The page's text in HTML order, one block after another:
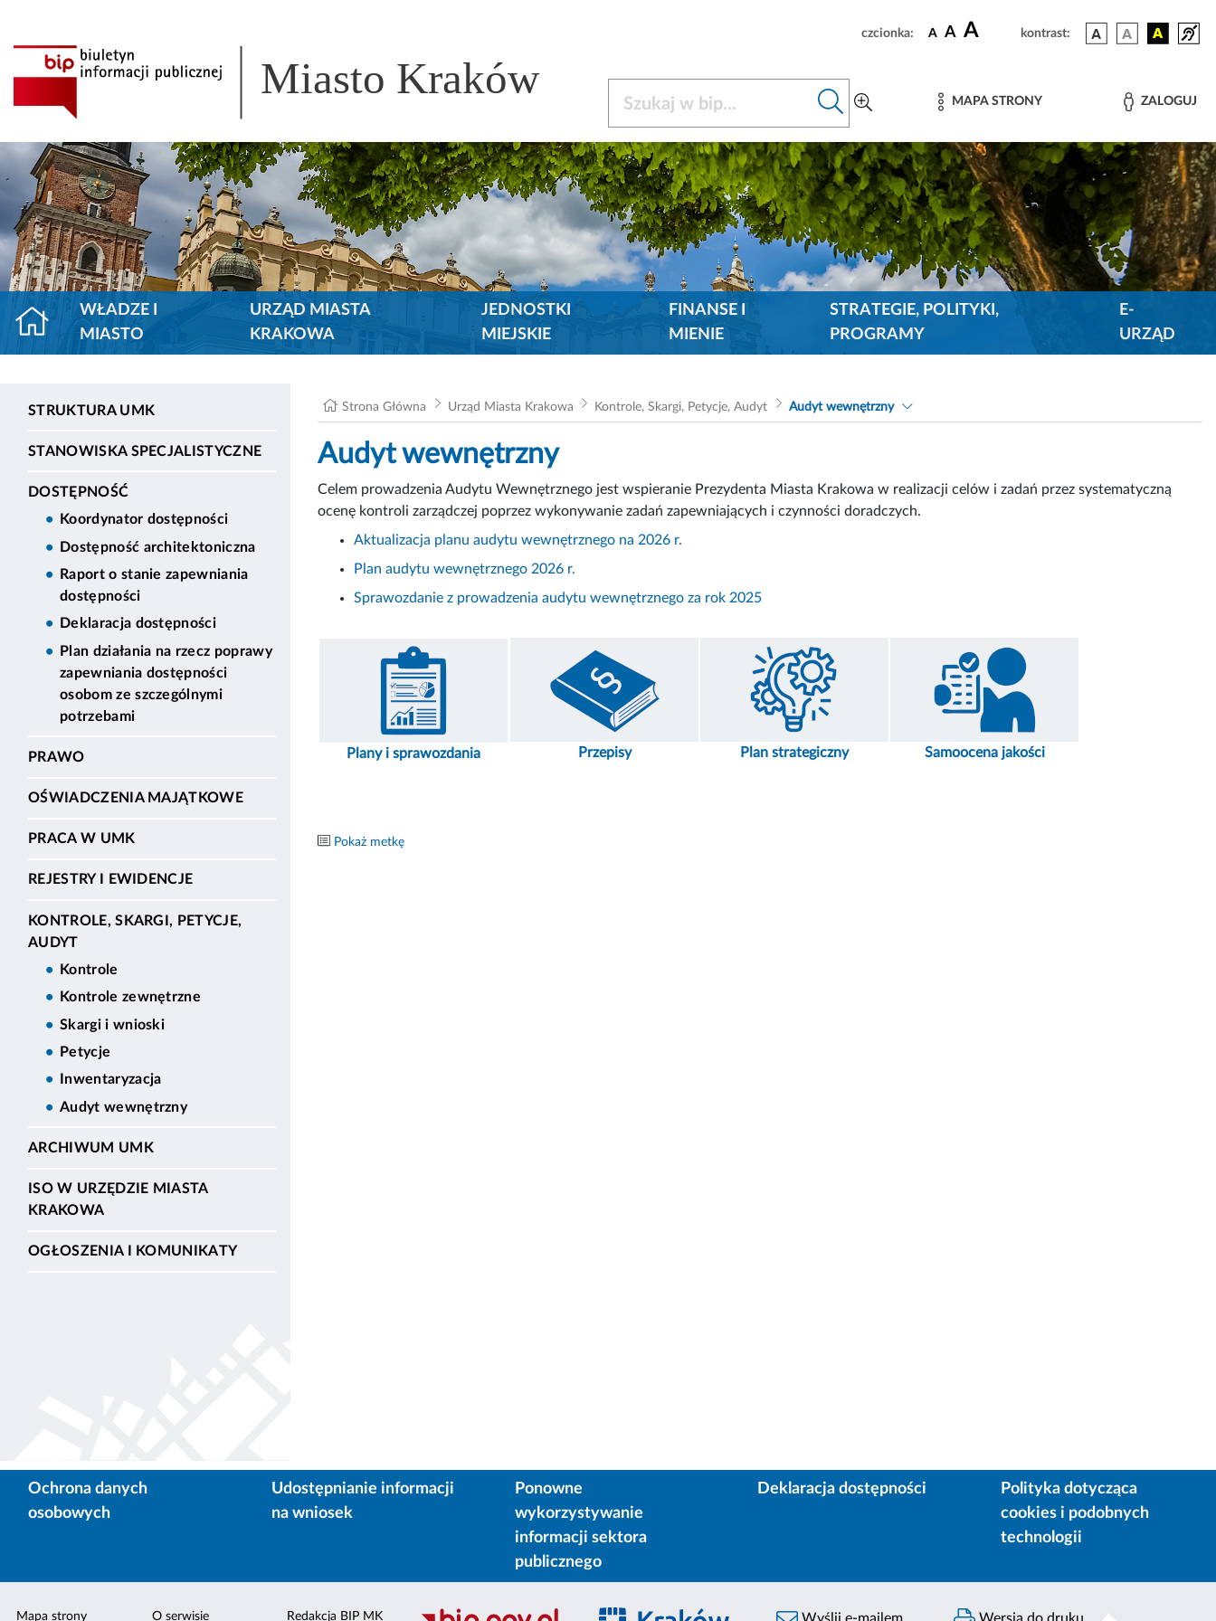
czcionka: A A A kontrast:
Miasto Kraków MAPA STRONY ZALOGUJ
WŁADZE I
MIASTO
URZĄD MIASTA
KRAKOWA
JEDNOSTKI
MIEJSKIE
FINANSE I
MIENIE
STRATEGIE, POLITYKI,
PROGRAMY
E-
URZĄD
STRUKTURA UMK
STANOWISKA SPECJALISTYCZNE
DOSTĘPNOŚĆ
Koordynator dostępności
Dostępność architektoniczna
Raport o stanie zapewniania
dostępności
Deklaracja dostępności
Plan działania na rzecz poprawy
zapewniania dostępności
osobom ze szczególnymi
potrzebami
PRAWO
OŚWIADCZENIA MAJĄTKOWE
PRACA W UMK
REJESTRY I EWIDENCJE
KONTROLE, SKARGI, PETYCJE,
AUDYT
Kontrole
Kontrole zewnętrzne
Skargi i wnioski
Petycje
Inwentaryzacja
Audyt wewnętrzny
ARCHIWUM UMK
ISO W URZĘDZIE MIASTA
KRAKOWA
OGŁOSZENIA I KOMUNIKATY
Strona Główna Urząd Miasta Krakowa Kontrole, Skargi, Petycje, Audyt Audyt wewnętrzny
Audyt wewnętrzny
Celem prowadzenia Audytu Wewnętrznego jest wspieranie Prezydenta Miasta Krakowa w realizacji celów i zadań przez systematyczną
ocenę kontroli zarządczej poprzez wykonywanie zadań zapewniających i czynności doradczych.
Aktualizacja planu audytu wewnętrznego na 2026 r.
Plan audytu wewnętrznego 2026 r.
Sprawozdanie z prowadzenia audytu wewnętrznego za rok 2025
Plany i sprawozdania Przepisy Plan strategiczny Samoocena jakości
Pokaż metkę
Ochrona danych
osobowych
Udostępnianie informacji
na wniosek
Ponowne
wykorzystywanie
informacji sektora
publicznego
Deklaracja dostępności
Polityka dotycząca
cookies i podobnych
technologii
Mapa strony O serwisie Redakcja BIP MK